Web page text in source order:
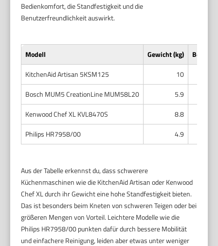
Bedienkomfort, die Standfestigkeit und die
Benutzerfreundlichkeit auswirkt.
Modell Gewicht (kg)
KitchenAid Artisan 5KSM125
10
Bosch MUM5 CreationLine MUM58L20
5.9
Kenwood Chef XL KVL8470S
8.8
Philips HR7958/00
4.9
Aus der Tabelle erkennst du, dass schwerere
Küchenmaschinen wie die KitchenAid Artisan oder Kenwood
Chef XL durch ihr Gewicht eine hohe Standfestigkeit bieten.
Das ist besonders beim Kneten von schweren Teigen oder bei
größeren Mengen von Vorteil. Leichtere Modelle wie die
Philips HR7958/00 punkten dafür durch bessere Mobilität
und einfachere Reinigung, leiden aber etwas unter weniger